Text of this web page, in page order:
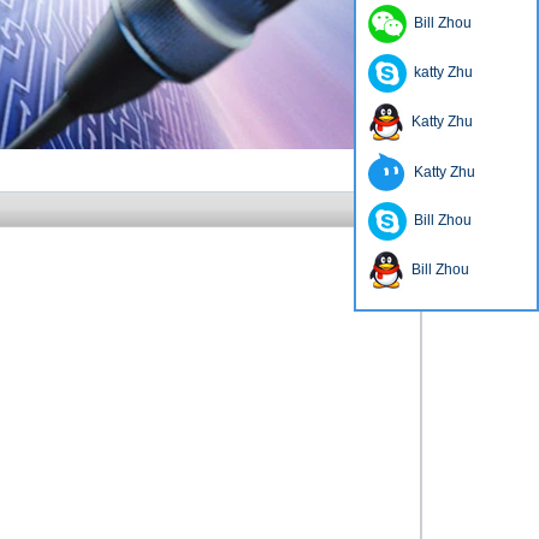
Bill Zhou
katty Zhu
Katty Zhu
Katty Zhu
Bill Zhou
Bill Zhou